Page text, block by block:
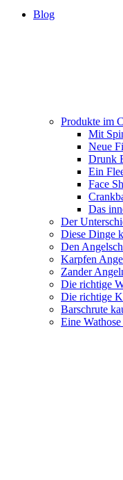
Blog
Produkte im
Mit
Neue
Drunk
Ein
Face
Das
Der
Diese Dinge
Den
Karpfen
Zander
Die richtige
Die richtige
Barschrute
Eine